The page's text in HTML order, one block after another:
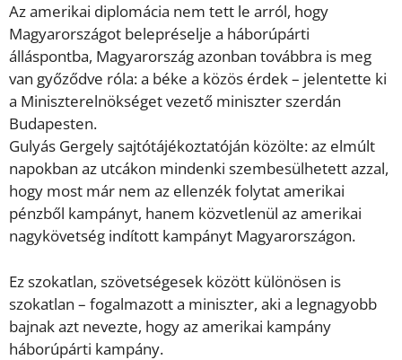
Az amerikai diplomácia nem tett le arról, hogy
Magyarországot belepréselje a háborúpárti
álláspontba, Magyarország azonban továbbra is meg
van győződve róla: a béke a közös érdek – jelentette ki
a Miniszterelnökséget vezető miniszter szerdán
Budapesten.
Gulyás Gergely sajtótájékoztatóján közölte: az elmúlt
napokban az utcákon mindenki szembesülhetett azzal,
hogy most már nem az ellenzék folytat amerikai
pénzből kampányt, hanem közvetlenül az amerikai
nagykövetség indított kampányt Magyarországon.
Ez szokatlan, szövetségesek között különösen is
szokatlan – fogalmazott a miniszter, aki a legnagyobb
bajnak azt nevezte, hogy az amerikai kampány
háborúpárti kampány.